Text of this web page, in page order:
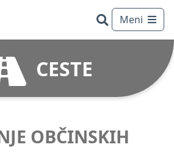
Meni
CESTE
OBČINSKIH